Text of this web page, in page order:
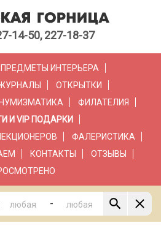
14-50, 227-18-37
ИНТЕРЬЕРА
ОТКРЫТКИ
НУМИЗМАТИКА
ФИЛАТЕЛИЯ
И VIP ПОДАРКИ
ФАЛЕРИСТИКА
КОНТАКТЫ
ОТЗЫВЫ
-